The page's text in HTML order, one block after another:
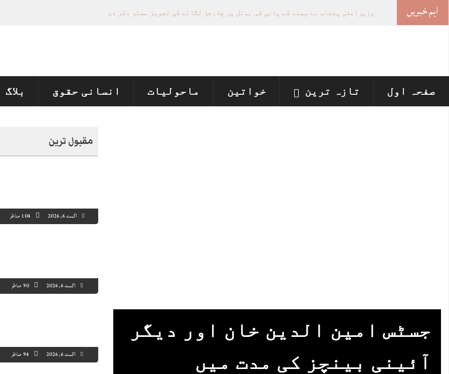
اہم خبریں
صفحہ اول تازہ ترین خواتین ماحولیات انسانی حقوق بلاگ
مقبول ترین
اگست 6, 2026 104 مناظر
اگست 6, 2026 90 مناظر
اگست 6, 2026 94 مناظر
جسٹس امین الدین خان اور دیگر
آئینی بینچز کی مدت میں